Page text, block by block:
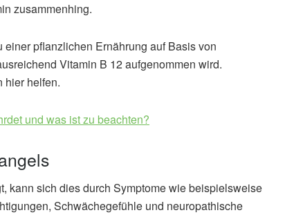
zusammenhing.
pflanzlichen Ernährung auf Basis von
Vitamin B 12 aufgenommen wird.
hier helfen.
und was ist zu beachten?
kann sich dies durch Symptome wie beispielsweise
Schwächegefühle und neuropathische